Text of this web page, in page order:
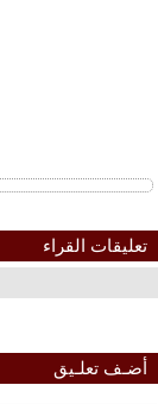
تعليقات القراء
أضـف تعلـيق